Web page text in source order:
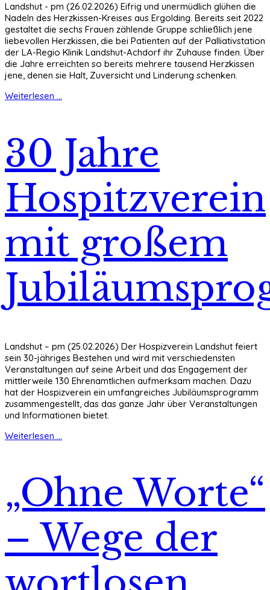
Landshut - pm (26.02.2026) Eifrig und unermüdlich glühen die
Nadeln des Herzkissen-Kreises aus Ergolding. Bereits seit 2022
gestaltet die sechs Frauen zählende Gruppe schließlich jene
liebevollen Herzkissen, die bei Patienten auf der Palliativstation
der LA-Regio Klinik Landshut-Achdorf ihr Zuhause finden. Über
die Jahre erreichten so bereits mehrere tausend Herzkissen
jene, denen sie Halt, Zuversicht und Linderung schenken.
Weiterlesen ...
30 Jahre
Hospitzverein
mit großem
Landshut – pm (25.02.2026) Der Hospizverein Landshut feiert
sein 30-jähriges Bestehen und wird mit verschiedensten
Veranstaltungen auf seine Arbeit und das Engagement der
mittlerweile 130 Ehrenamtlichen aufmerksam machen. Dazu
hat der Hospizverein ein umfangreiches Jubiläumsprogramm
zusammengestellt, das das ganze Jahr über Veranstaltungen
und Informationen bietet.
Weiterlesen ...
„Ohne Worte“
– Wege der